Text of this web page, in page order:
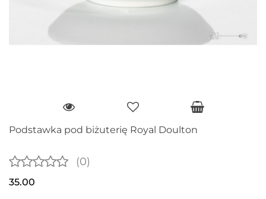
Podstawka pod biżuterię Royal Doulton
(0)
35.00